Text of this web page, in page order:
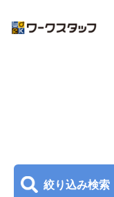
絞り込み検索